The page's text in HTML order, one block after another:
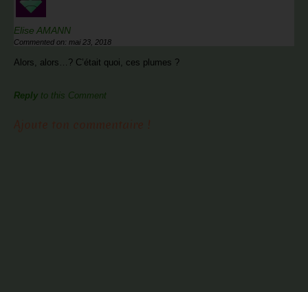
Elise AMANN
Commented on: mai 23, 2018
Alors, alors…? C’était quoi, ces plumes ?
Reply to this Comment